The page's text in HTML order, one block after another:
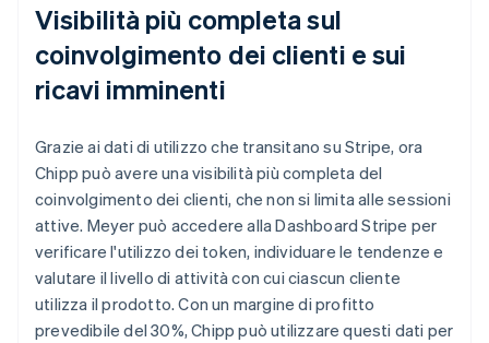
Visibilità più completa sul
coinvolgimento dei clienti e sui
ricavi imminenti
Grazie ai dati di utilizzo che transitano su Stripe, ora
Chipp può avere una visibilità più completa del
coinvolgimento dei clienti, che non si limita alle sessioni
attive. Meyer può accedere alla Dashboard Stripe per
verificare l'utilizzo dei token, individuare le tendenze e
valutare il livello di attività con cui ciascun cliente
utilizza il prodotto. Con un margine di profitto
prevedibile del 30%, Chipp può utilizzare questi dati per